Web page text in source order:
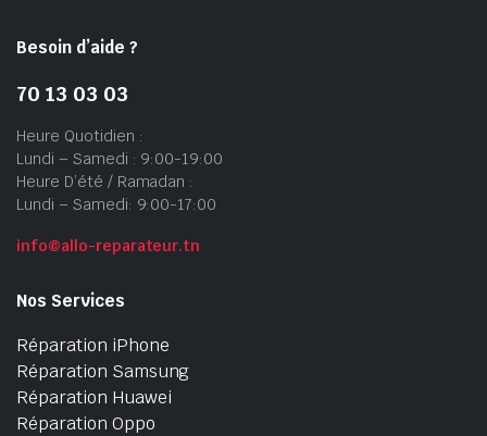
Besoin d’aide ?
70 13 03 03
Heure Quotidien :
Lundi – Samedi : 9:00-19:00
Heure D’été / Ramadan :
Lundi – Samedi: 9:00-17:00
info@allo-reparateur.tn
Nos Services
Réparation iPhone
Réparation Samsung
Réparation Huawei
Réparation Oppo